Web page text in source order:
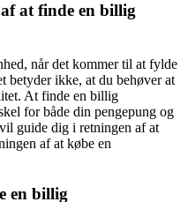
at finde en billig
når det kommer til at fylde
betyder ikke, at du behøver at
At finde en billig
for både din pengepung og
guide dig i retningen af at
af at købe en
en billig